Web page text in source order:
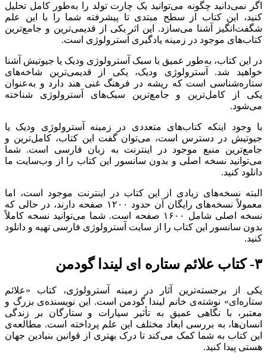
اگر نمی‌دانید چگونه می‌توانید یک چارت تولد را به‌طور کامل تحلیل
کنید، این کتاب از سطح مبتدی تا پیشرفته شما را با این علم
شگفت‌انگیز آشنا می‌سازد. این اثر یکی از قدیمی‌ترین و جامع‌ترین
کتاب‌های موجود در زمینه یادگیری آسترولوژی است.
در این کتاب، به‌طور عمیق با سبک آسترولوژی ودیک یا جیوتیش آشنا
خواهید شد. آسترولوژی ودیک، یکی از قدیمی‌ترین شاخه‌های
ستاره‌شناسی است که ریشه در فرهنگ غنی هند دارد و به‌عنوان
یکی از کامل‌ترین و جامع‌ترین سبک‌های آسترولوژی شناخته
می‌شود.
با وجود اینکه کتاب‌های متعددی در زمینه آسترولوژی ودیک یا
جیوتیش در دسترس است، می‌توان گفت این کتاب، کامل‌ترین و
جامع‌ترین منبع موجود در اینترنت به زبان فارسی است. شما
می‌توانید نسخه اصلی و بدون سانسور این کتاب را از وب‌سایت ما
دانلود کنید.
البته نسخه‌های زیادی از این کتاب در اینترنت موجود است، اما
معمولاً نسخه‌های رایگان آن حدود ۱۲۰۰ صفحه دارند، در حالی که
نسخه اصلی شامل ۱۶۰۰ صفحه است. شما می‌توانید نسخه کاملاً
بدون سانسور این کتاب را از سایت آسترولوژی فارسی تهیه و دانلود
کنید.
۳- کتاب علائم ستاره ای لیندا گودمن
یکی از برجسته‌ترین آثار در زمینه آسترولوژی، کتاب «علائم
ستاره‌ای» نوشته‌ی خانم لیندا گودمن است. این نویسنده‌ی بزرگ و
معتبر، با نگاهی عمیق به تأثیر سیارات و ستارگان بر زندگی
انسان‌ها، به بررسی ابعاد مختلف این علم پرداخته است. مطالعه‌ی
این کتاب به شما کمک می‌کند تا درک بهتری از قوانین بنیادین جهان
هستی پیدا کنید.